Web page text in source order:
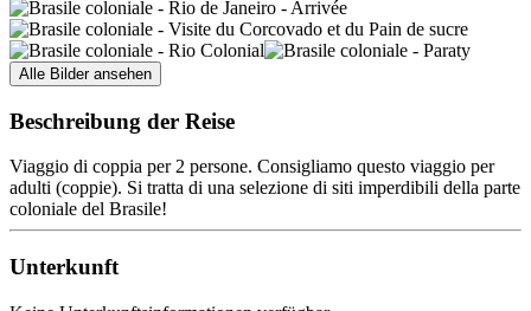
Alle Bilder ansehen
Beschreibung der Reise
Viaggio di coppia per 2 persone. Consigliamo questo viaggio per
adulti (coppie). Si tratta di una selezione di siti imperdibili della parte
coloniale del Brasile!
Unterkunft